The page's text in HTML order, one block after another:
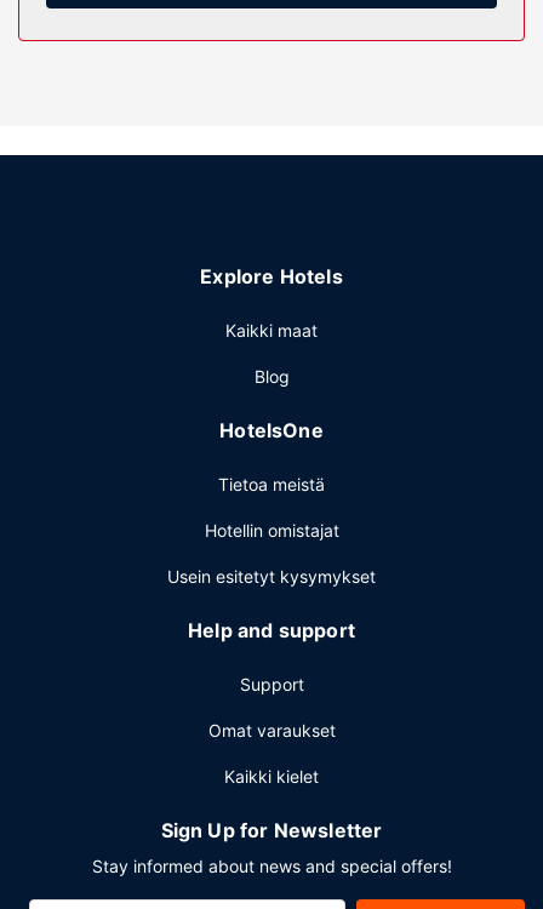
Explore Hotels
Kaikki maat
Blog
HotelsOne
Tietoa meistä
Hotellin omistajat
Usein esitetyt kysymykset
Help and support
Support
Omat varaukset
Kaikki kielet
Sign Up for Newsletter
Stay informed about news and special offers!